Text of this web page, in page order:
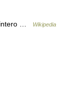
…
Wikipedia